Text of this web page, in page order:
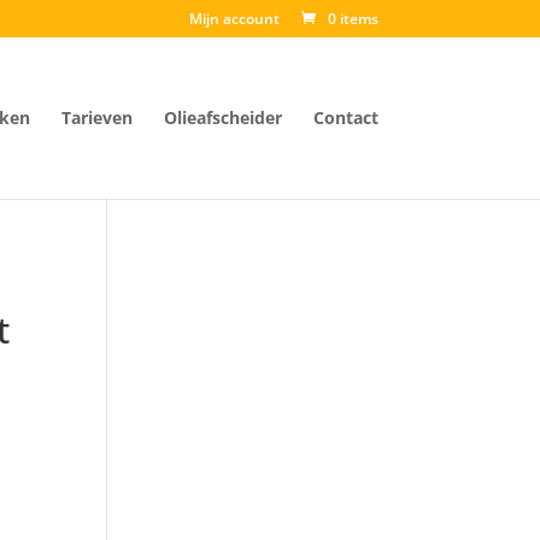
Mijn account 0 items
Tarieven Olieafscheider Contact